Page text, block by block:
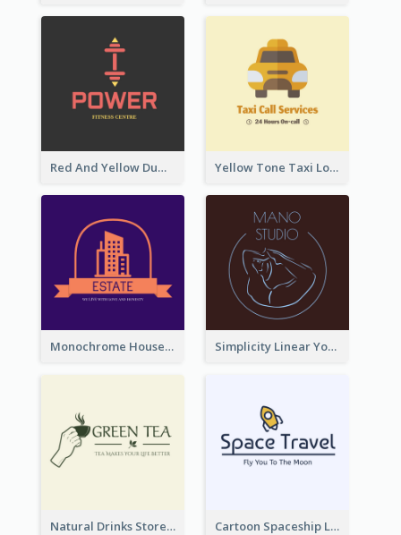
Red And Yellow Dumbbell Logo For Fitness Certre Yellow Tone Taxi Logo For Calling Services
Monochrome House Estate Logo Simplicity Linear Yoga Logo In Monochrome
Natural Drinks Store In Monochrome Cartoon Spaceship Logo